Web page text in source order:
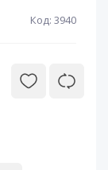
Код: 3940